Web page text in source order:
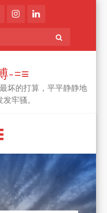
-=≡
坏的打算，平平静静地
牢骚。